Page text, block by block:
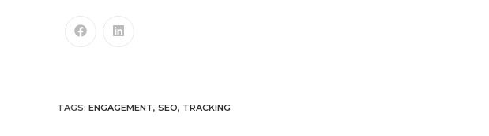
TAGS: ENGAGEMENT, SEO, TRACKING